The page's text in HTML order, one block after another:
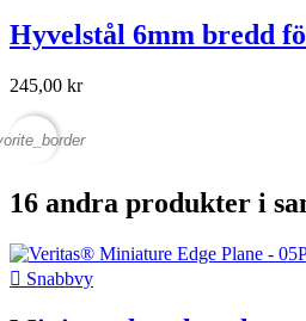
Hyvelstål 6mm bredd
245,00 kr
16 andra produkter i
 Snabbvy